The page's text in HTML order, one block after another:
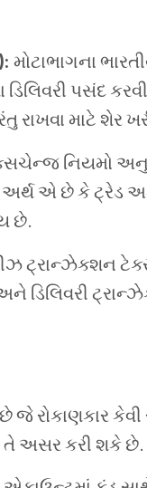
મોટાભાગના
ડિલિવરી પસંદ
રાખવા માટે શેર
નિયમો
અર્થ એ છે કે ટ્રેડ
છે.
ટ્રાન્ઝેક્શન
ડિલિવરી
જે રોકાણકાર
તે અસર કરી શકે